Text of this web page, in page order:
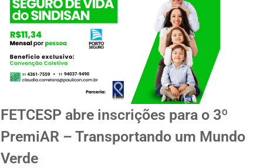
FETCESP abre inscrições para o 3º
PremiAR – Transportando um Mundo
Verde